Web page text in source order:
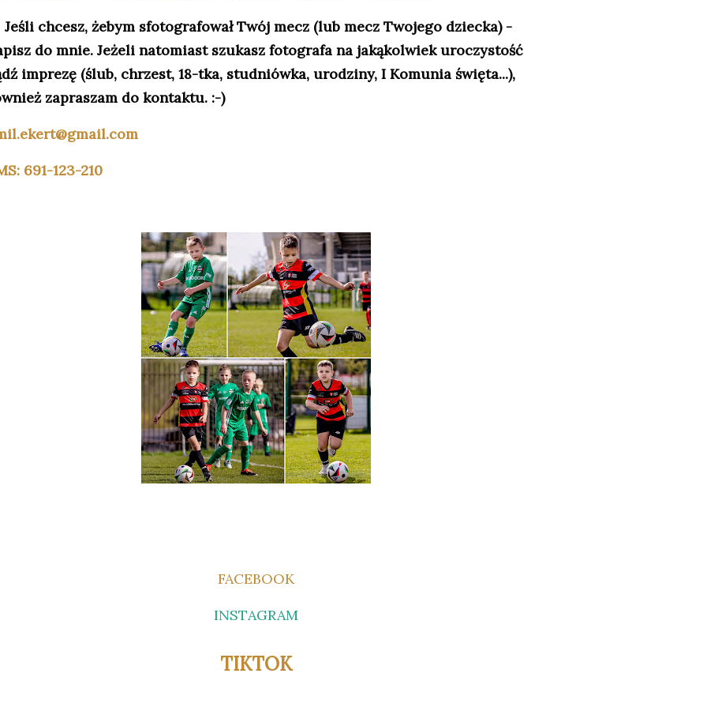
Jeśli chcesz, żebym sfotografował Twój mecz (lub mecz Twojego dziecka) -
do mnie. Jeżeli natomiast szukasz fotografa na jakąkolwiek uroczystość
imprezę (ślub, chrzest, 18-tka, studniówka, urodziny, I Komunia święta...),
zapraszam do kontaktu. :-)
691-123-210
FACEBOOK
INSTAGRAM
TIKTOK